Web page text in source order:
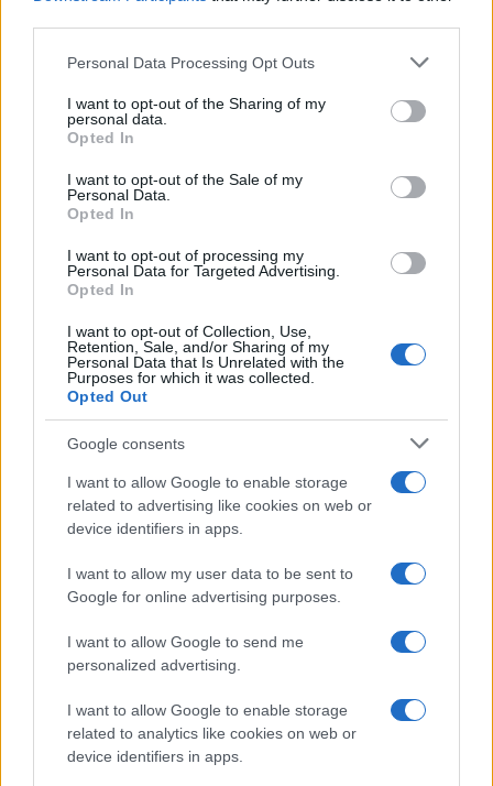
Please note that this website/app uses one or more Google
not limited to your visit or usage behaviour. You may click to
grant or deny consent to Google and its third-party tags to
use your data for below specified purposes in below Google
consent section.
Personal Data Processing Opt Outs
I want to opt-out of the Sharing of my
personal data.
Opted In
I want to opt-out of the Sale of my
Personal Data.
Opted In
I want to opt-out of processing my
Personal Data for Targeted Advertising.
Opted In
I want to opt-out of Collection, Use,
Retention, Sale, and/or Sharing of my
Personal Data that Is Unrelated with the
Purposes for which it was collected.
Opted Out
Google consents
I want to allow Google to enable storage
related to advertising like cookies on web or
device identifiers in apps.
I want to allow my user data to be sent to
Google for online advertising purposes.
I want to allow Google to send me
personalized advertising.
I want to allow Google to enable storage
related to analytics like cookies on web or
device identifiers in apps.
Concesiones para contratar a desempleados
(Lombardía)
La región de Lombardía ofrece ayuda a quienes contratan
a desempleados, incluidos vales para cursos de formación
destinados a cubrir cualquier brecha de cualificación.
Ayuda a los trabajadores de empresas en crisis
(Toscana)
La región de la Toscana ofrece contribuciones directas
para la contratación de trabajadores afectados por las
crisis empresariales, con el objetivo de transformar los
contratos de duración determinada en contratos de
Apoyo laboral para personas con dificultades
Esta medida, activa en la Toscana, tiene como objetivo
contratar a personas desempleadas mayores y menores de
30 años, mujeres, personas discapacitadas y otras
La guía de contratación subvencionada de 2024 ofrece
una descripción completa de las oportunidades